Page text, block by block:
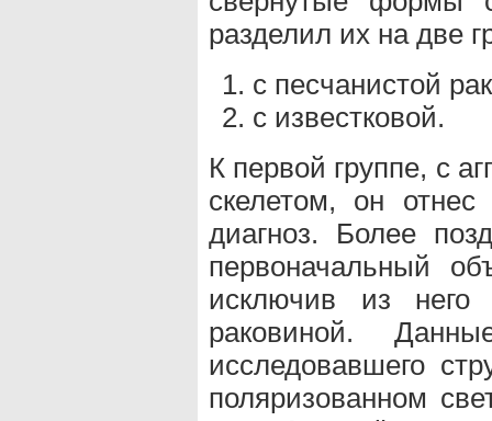
разделил их на две
с песчанистой
с известковой.
К первой группе, с
скелетом, он
диагноз. Более
первоначальный
исключив из
раковиной.
исследовавшего
поляризованном